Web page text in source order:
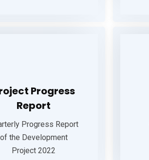
Progress
Report
Progress Report
of the Development
Project 2022
Progress Report of
the Development Project
2022
DOWNLOAD